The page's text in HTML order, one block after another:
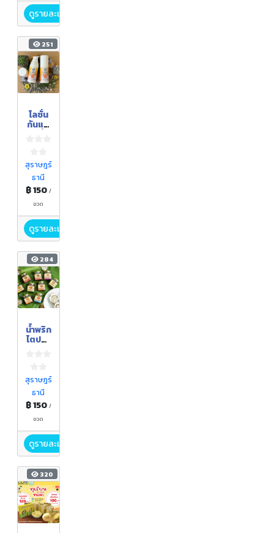
ดูรายละเอียด
251
โลชั่น
กันแด
สุราษฎร์
ธานี
฿ 150 /
ขวด
ดูรายละเอียด
284
น้ำพริก
ไตปลา
สุราษฎร์
ธานี
฿ 150 /
ขวด
ดูรายละเอียด
320